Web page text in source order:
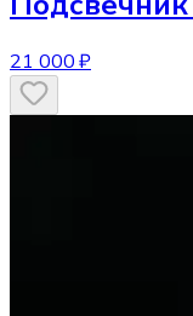
21 000 ₽